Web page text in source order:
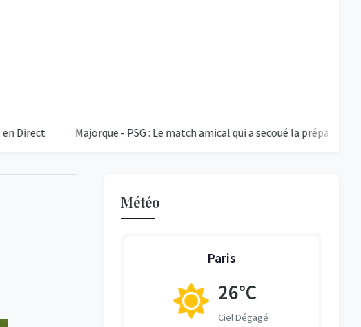
Majorque - PSG : Le match amical qui a secoué la préparation du PSG
Météo
Paris
26°C
Ciel Dégagé